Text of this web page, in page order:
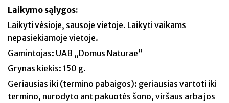
Laikymo sąlygos:
Laikyti vėsioje, sausoje vietoje. Laikyti vaikams
nepasiekiamoje vietoje.
Gamintojas: UAB „Domus Naturae“
Grynas kiekis: 150 g.
Geriausias iki (termino pabaigos): geriausias vartoti iki
termino, nurodyto ant pakuotės šono, viršaus arba jos